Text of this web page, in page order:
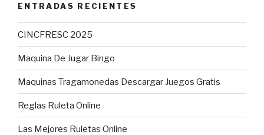
ENTRADAS RECIENTES
CINCFRESC 2025
Maquina De Jugar Bingo
Maquinas Tragamonedas Descargar Juegos Gratis
Reglas Ruleta Online
Las Mejores Ruletas Online